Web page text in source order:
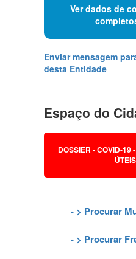
Ver dados de
Enviar mensagem
desta Entidade
Espaço do
DOSSIER - COVID-19
ÚTEIS
- > Procurar
- > Procurar